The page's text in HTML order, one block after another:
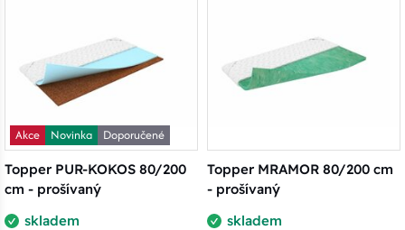
Akce Novinka
Doporučené
Topper PUR-KOKOS 80/200
cm - prošívaný
skladem
Topper MRAMOR 80/200 cm
- prošívaný
skladem